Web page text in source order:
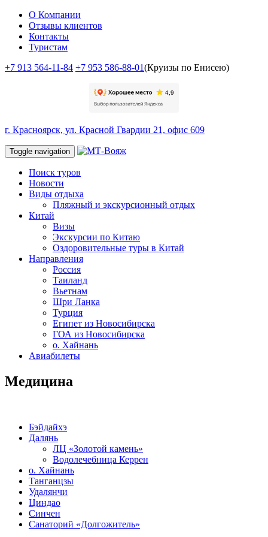
О Компании
Отзывы клиентов
Контакты
Туристам
+7 913 564-11-84 +7 953 586-88-01(Круизы по Енисею)
г. Красноярск, ул. Красной Гвардии 21, офис 609
Toggle navigation
Поиск туров
Новости
Виды отдыха
Пляжный и экскурсионный отдых
Китай
Визы
Экскурсии по Китаю
Оздоровительные туры в Китай
Направления
Россия
Таиланд
Вьетнам
Шри Ланка
Турция
Египет из Новосибирска
ГОА из Новосибирска
о. Хайнань
Авиабилеты
Медицина
Бэйдайхэ
Далянь
ЛЦ «Золотой камень»
Водолечебница Керрен
о. Хайнань
Танганцзы
Удалянчи
Циндао
Синчен
Санаторий «Долгожитель»